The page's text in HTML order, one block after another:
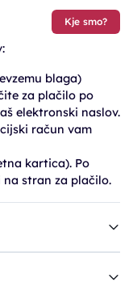
Kje smo?
blaga)
za plačilo po
elektronski naslov.
račun vam
kartica). Po
stran za plačilo.